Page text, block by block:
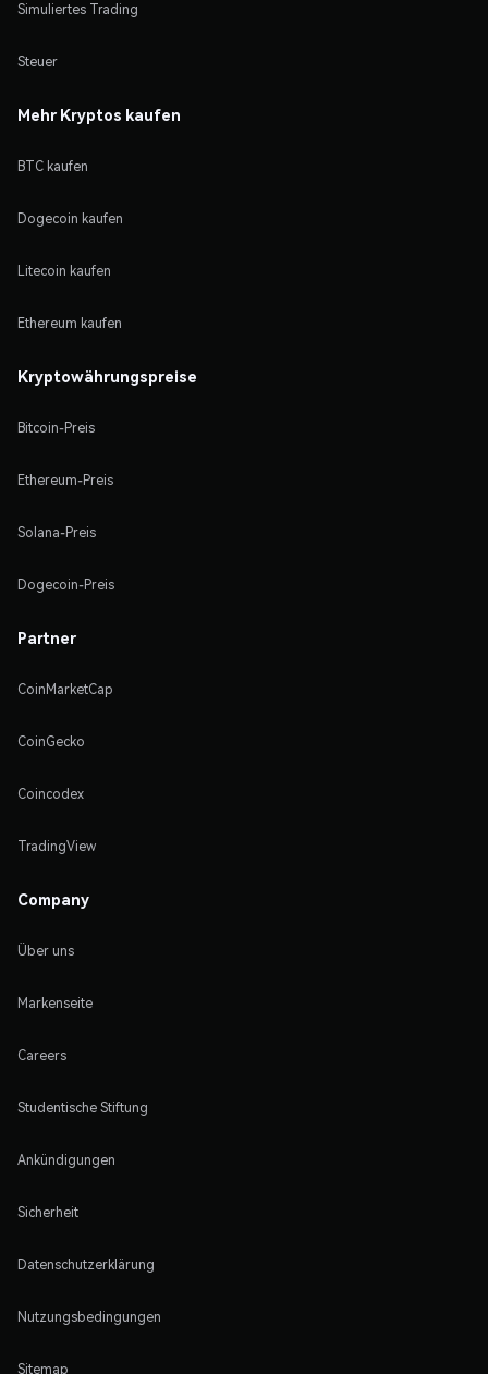
Simuliertes Trading
Steuer
Mehr Kryptos kaufen
BTC kaufen
Dogecoin kaufen
Litecoin kaufen
Ethereum kaufen
Kryptowährungspreise
Bitcoin-Preis
Ethereum-Preis
Solana-Preis
Dogecoin-Preis
Partner
CoinMarketCap
CoinGecko
Coincodex
TradingView
Company
Über uns
Markenseite
Careers
Studentische Stiftung
Ankündigungen
Sicherheit
Datenschutzerklärung
Nutzungsbedingungen
Sitemap